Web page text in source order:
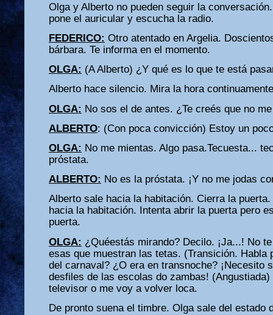
Olga y Alberto no pueden seguir la
pone el auricular y escucha la radio.
FEDERICO: Otro atentado en Argelia.
bárbara. Te informa en el momento.
OLGA: (A Alberto) ¿Y qué es lo que te está
Alberto hace silencio. Mira la hora
OLGA: No sos el de antes. ¿Te creés que no
ALBERTO: (Con poca convicción) Estoy un
OLGA: No me mientas. Algo pasa.Tecuesta...
próstata.
ALBERTO: No es la próstata. ¡Y no me jodas
Alberto sale hacia la habitación. Cierra la
hacia la habitación. Intenta abrir la puerta pero
puerta.
OLGA: ¿Quéestás mirando? Decilo. ¡Ja...! No
esas que muestran las tetas. (Transición. Habla
del carnaval? ¿O era en transnoche? ¡Necesito
desfiles de las escolas do zambas!
televisor o me voy a volver loca.
De pronto suena el timbre. Olga sale del estado